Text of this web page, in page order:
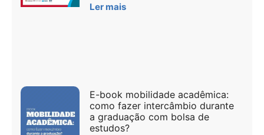
Ler mais
E-book mobilidade acadêmica:
como fazer intercâmbio durante
a graduação com bolsa de
estudos?